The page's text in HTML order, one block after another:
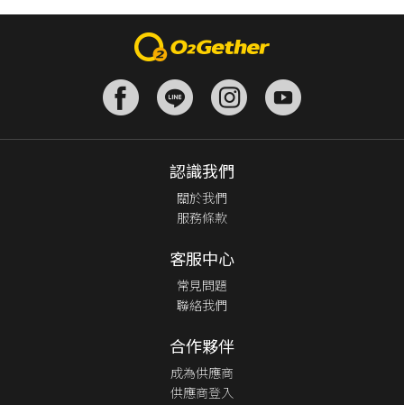
認識我們
關於我們
服務條款
客服中心
常見問題
聯絡我們
合作夥伴
成為供應商
供應商登入